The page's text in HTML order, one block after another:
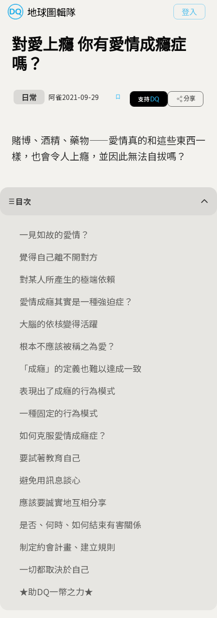
地球圖輯隊 登入
對愛上癮 你有愛情成癮症
嗎？
日常 阿雀2021-09-29 支持 DQ 分享
賭博、酒精、藥物——愛情真的和這些東西一
樣，也會令人上癮，並因此無法自拔嗎？
目次
一見如故的愛情？
覺得自己離不開對方
對某人所產生的極端依賴
愛情成癮其實是一種強迫症？
大腦的依核變得活躍
根本不應該被稱之為愛？
「成癮」的定義也難以達成一致
表現出了成癮的行為模式
一種固定的行為模式
如何克服愛情成癮症？
要試著教育自己
避免用訊息談心
應該要誠實地互相分享
是否、何時、如何結束有害關係
制定約會計畫、建立規則
一切都取決於自己
★助DQ一幣之力★